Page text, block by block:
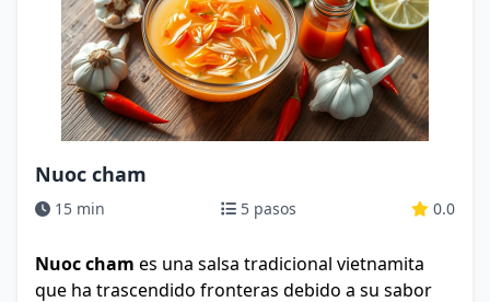
Nuoc cham
15 min 5 pasos 0.0
Nuoc cham es una salsa tradicional vietnamita
que ha trascendido fronteras debido a su sabor